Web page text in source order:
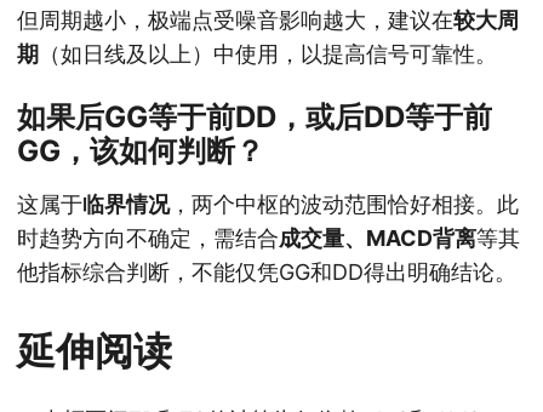
但周期越小，极端点受噪音影响越大，建议在较大周
期 （如日线及以上）中使用，以提高信号可靠性。
如果后GG等于前DD，或后DD等于前
GG，该如何判断？
这属于临界情况，两个中枢的波动范围恰好相接。此
时趋势方向不确定，需结合成交量、MACD背离等其
他指标综合判断，不能仅凭GG和DD得出明确结论。
延伸阅读